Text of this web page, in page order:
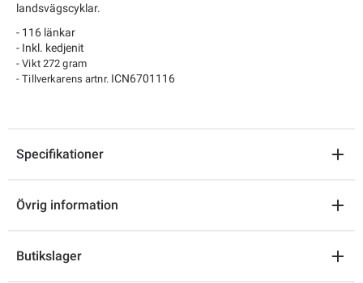
landsvägscyklar.
- 116 länkar
- Inkl. kedjenit
- Vikt 272 gram
- Tillverkarens artnr. ICN6701116
Specifikationer
Övrig information
Butikslager